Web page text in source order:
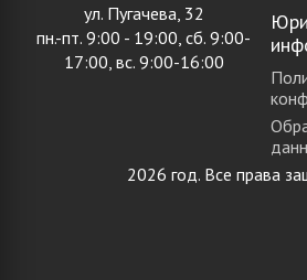
ул. Пугачева, 32
пн.-пт. 9:00 - 19:00, сб. 9:00-
17:00, вс. 9:00-16:00
2026 год. Все права